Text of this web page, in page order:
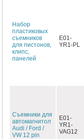
Набор
пластиковых
съемников
для пистонов,
клипс,
панелей
E01-
YR1-PL
Съемники для
автомагнитол
Audi / Ford /
VW 12 pin
E01-
YR1-
VAG12